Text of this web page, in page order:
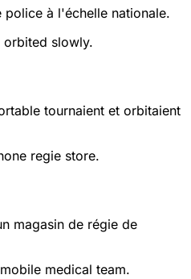
à l'échelle nationale.
orbited slowly.
tournaient et orbitaient
regie store.
magasin de régie de
medical team.